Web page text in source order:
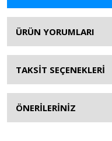
ÜRÜN YORUMLARI
TAKSİT SEÇENEKLERİ
ÖNERİLERİNİZ